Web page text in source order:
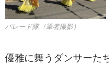
パレード隊（筆者撮影）
優雅に舞うダンサーた